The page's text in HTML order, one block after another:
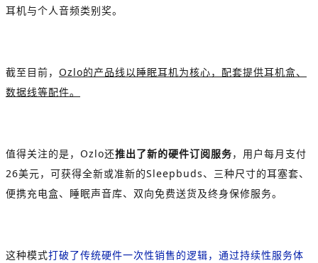
耳机与个人音频类别奖。
截至目前， Ozlo的产品线以睡眠耳机为核心，配套提供耳机盒、
数据线等配件。
值得关注的是，Ozlo还推出了新的硬件订阅服务，用户每月支付
26美元，可获得全新或准新的Sleepbuds、三种尺寸的耳塞套、
便携充电盒、睡眠声音库、双向免费送货及终身保修服务。
这种模式打破了传统硬件一次性销售的逻辑，通过持续性服务体